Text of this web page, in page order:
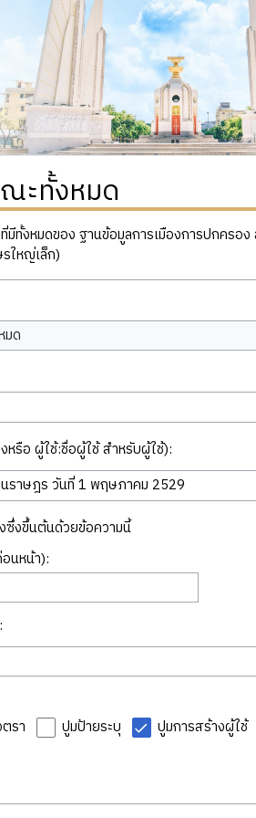
ะทั้งหมด
ทั้งหมดของ ฐานข้อมูลการเมืองการปกครอ
ใหญ่เล็ก)
มด
หรือ ผู้ใช้:ชื่อผู้ใช้ สำหรับผู้ใช้):
ซึ่งขึ้นต้นด้วยข้อความนี้
นหน้า):
:
รา
ปูมป้ายระบุ ปูมการสร้างผู้ใช้